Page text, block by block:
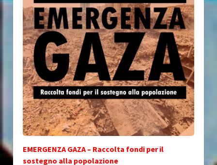
EMERGENZA GAZA – Raccolta fondi per il
sostegno alla popolazione